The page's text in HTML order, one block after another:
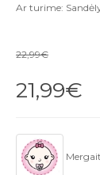
Ar turime:
22,99€
21,99€